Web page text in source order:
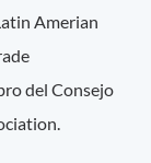
Amerian
del Consejo